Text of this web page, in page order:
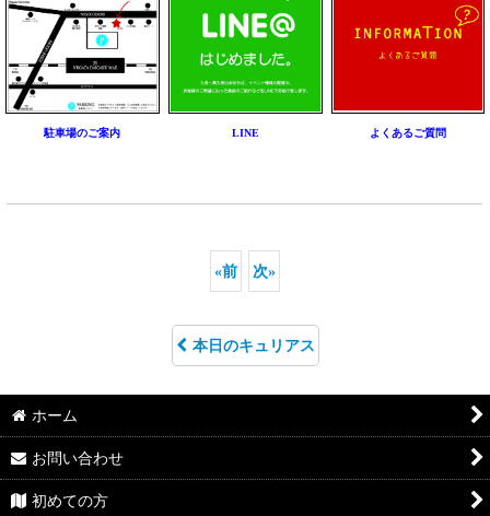
駐車場のご案内 LINE よくあるご質問
«前 次»
本日のキュリアス
ホーム
お問い合わせ
初めての方